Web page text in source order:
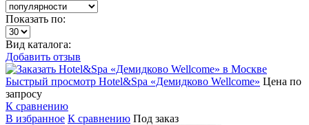
Показать по:
Вид каталога:
Добавить отзыв
Быстрый просмотр Hotel&Spa «Демидково Wellcome» Цена по
запросу
К сравнению
В избранное К сравнению Под заказ